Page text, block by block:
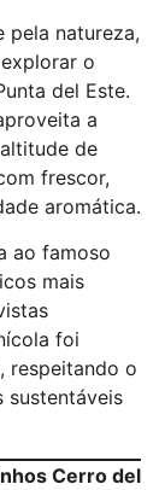
pela natureza,
o
del Este.
a
de
frescor,
aromática.
ao famoso
mais
foi
respeitando o
sustentáveis
Cerro del